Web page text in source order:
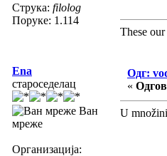
Струка: filolog
Поруке: 1.114
These
Ena
староседелац
Ван
мреже
Организација:
Одг:
«
U